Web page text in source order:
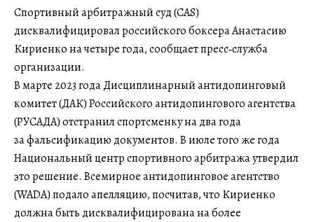
Спортивный арбитражный суд (CAS)
дисквалифицировал российского боксера Анастасию
Кириенко на четыре года, сообщает пресс‑служба
организации.
В марте 2023 года Дисциплинарный антидопинговый
комитет (ДАК) Российского антидопингового агентства
(РУСАДА) отстранил спортсменку на два года
за фальсификацию документов. В июле того же года
Национальный центр спортивного арбитража утвердил
это решение. Всемирное антидопинговое агентство
(WADA) подало апелляцию, посчитав, что Кириенко
должна быть дисквалифицирована на более